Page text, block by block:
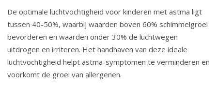
De optimale luchtvochtigheid voor kinderen met astma ligt
tussen 40-50%, waarbij waarden boven 60% schimmelgroei
bevorderen en waarden onder 30% de luchtwegen
uitdrogen en irriteren. Het handhaven van deze ideale
luchtvochtigheid helpt astma-symptomen te verminderen en
voorkomt de groei van allergenen.